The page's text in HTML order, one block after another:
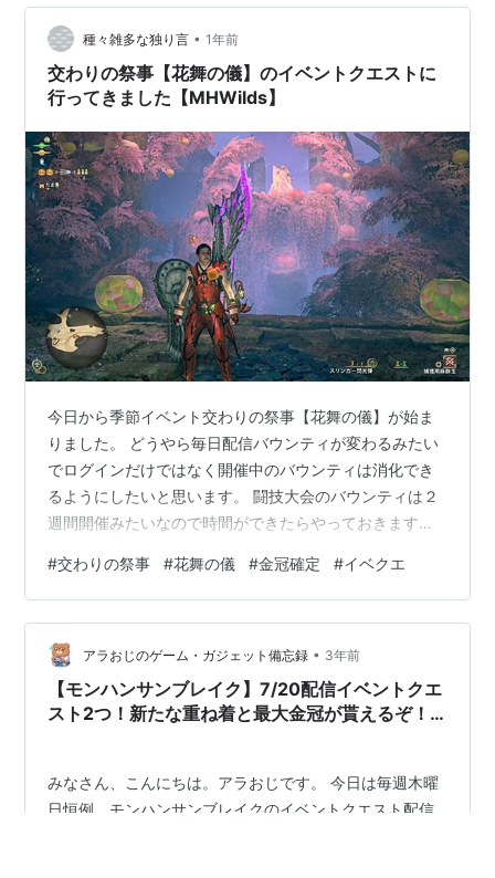
回目に行ったときに思ったのはずっと傾いたところで飛
ぶ回数が多い。 それでいてチカチカするので、気分が悪
くなったので二回目はリタイア。…
種々雑多な独り言 • 1年前
交わりの祭事【花舞の儀】のイベントクエストに
行ってきました【MHWilds】
今日から季節イベント交わりの祭事【花舞の儀】が始ま
りました。 どうやら毎日配信バウンティが変わるみたい
でログインだけではなく開催中のバウンティは消化でき
るようにしたいと思います。 闘技大会のバウンティは２
週間開催みたいなので時間ができたらやっておきます。
す。 とりあえず最初に大集会所でバウンティを確認し
て、大集会所のお食事券ももらえるのでこの期間内に使
っていこうと思います。 大集会所で食事をしたことがな
かったのですが、今更ながらアズスのマキから未だに食
事を誘われたことがなく、お食事券も発行されていませ
ん。 まあいいんですけど 次にこの宴から始ま…
#交わりの祭事 #花舞の儀 #金冠確定 #イベクエ
アラおじのゲーム・ガジェット備忘録 • 3年前
【モンハンサンブレイク】7/20配信イベントクエ
スト2つ！新たな重ね着と最大金冠が貰えるぞ！